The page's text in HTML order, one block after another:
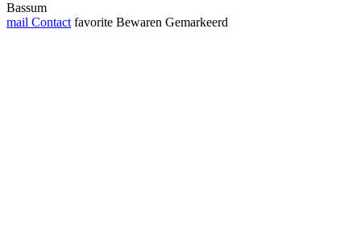
Bassum
mail Contact favorite Bewaren Gemarkeerd